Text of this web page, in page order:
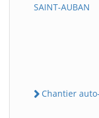
SAINT-AUBAN
Chantier